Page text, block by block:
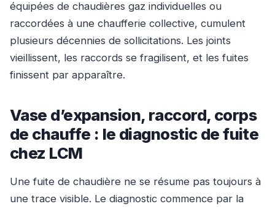
équipées de chaudières gaz individuelles ou
raccordées à une chaufferie collective, cumulent
plusieurs décennies de sollicitations. Les joints
vieillissent, les raccords se fragilisent, et les fuites
finissent par apparaître.
Vase d’expansion, raccord, corps
de chauffe : le diagnostic de fuite
chez LCM
Une fuite de chaudière ne se résume pas toujours à
une trace visible. Le diagnostic commence par la